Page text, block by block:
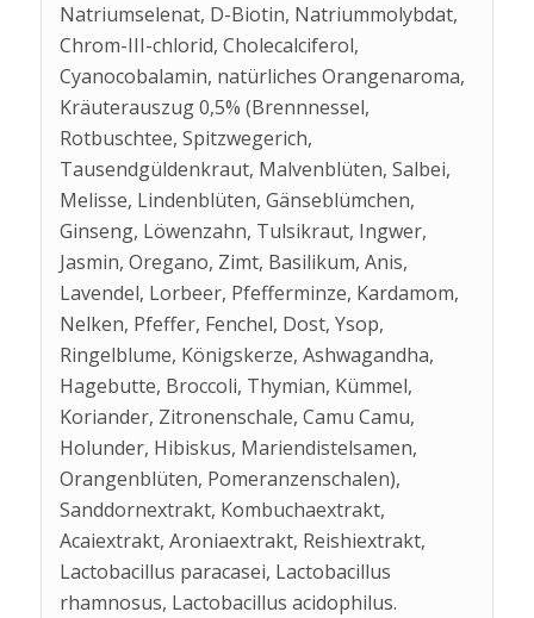
Natriumselenat, D-Biotin, Natriummolybdat,
Chrom-III-chlorid, Cholecalciferol,
Cyanocobalamin, natürliches Orangenaroma,
Kräuterauszug 0,5% (Brennnessel,
Rotbuschtee, Spitzwegerich,
Tausendgüldenkraut, Malvenblüten, Salbei,
Melisse, Lindenblüten, Gänseblümchen,
Ginseng, Löwenzahn, Tulsikraut, Ingwer,
Jasmin, Oregano, Zimt, Basilikum, Anis,
Lavendel, Lorbeer, Pfefferminze, Kardamom,
Nelken, Pfeffer, Fenchel, Dost, Ysop,
Ringelblume, Königskerze, Ashwagandha,
Hagebutte, Broccoli, Thymian, Kümmel,
Koriander, Zitronenschale, Camu Camu,
Holunder, Hibiskus, Mariendistelsamen,
Orangenblüten, Pomeranzenschalen),
Sanddornextrakt, Kombuchaextrakt,
Acaiextrakt, Aroniaextrakt, Reishiextrakt,
Lactobacillus paracasei, Lactobacillus
rhamnosus, Lactobacillus acidophilus.